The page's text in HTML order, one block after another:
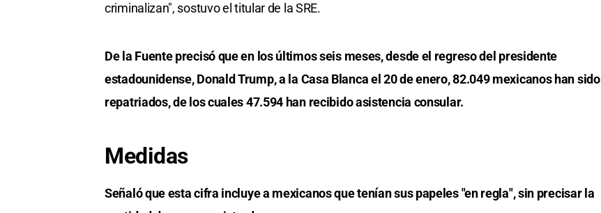
criminalizan", sostuvo el titular de la SRE.
De la Fuente precisó que en los últimos seis meses, desde el regreso del presidente
estadounidense, Donald Trump, a la Casa Blanca el 20 de enero, 82.049 mexicanos han sido
repatriados, de los cuales 47.594 han recibido asistencia consular.
Medidas
Señaló que esta cifra incluye a mexicanos que tenían sus papeles "en regla", sin precisar la